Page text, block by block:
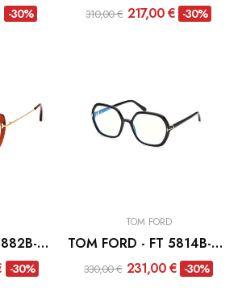
-30% 310,00 € 217,00 € -30%
TOM FORD - FT 5882B-044
-30%
TOM FORD
TOM FORD - FT 5814B-001
330,00 € 231,00 € -30%